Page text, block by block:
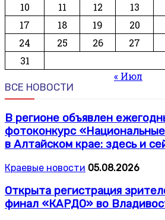
10
11 12 13
17
18 19 20
24
25 26 27
31
« Июл
ВСЕ НОВОСТИ
В регионе объявлен
фотоконкурс
в Алтайском крае: здесь и
Краевые новости 05.08.2026
Открыта регистрация
финал «КАРДО» во